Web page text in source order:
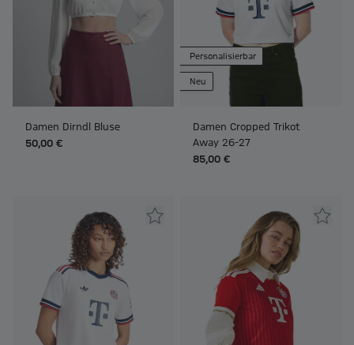
Damen Dirndl Bluse
50,00 €
Personalisierbar
Neu
Damen Cropped Trikot
Away 26-27
85,00 €